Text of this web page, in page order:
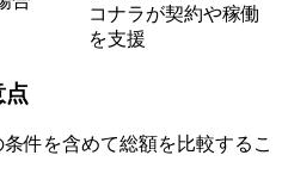
コナラが契約や稼働
を支援
点
件を含めて総額を比較するこ